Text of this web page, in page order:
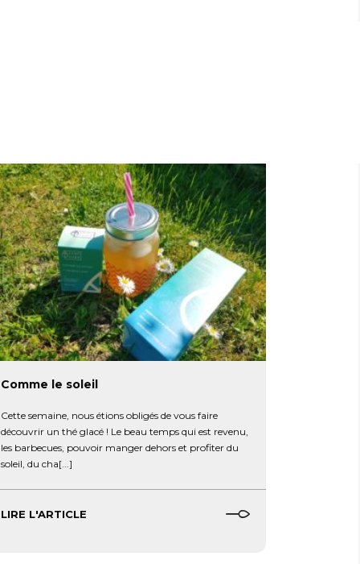
Comme le soleil
Cette semaine, nous étions obligés de vous faire
découvrir un thé glacé ! Le beau temps qui est revenu,
les barbecues, pouvoir manger dehors et profiter du
soleil, du cha[...]
LIRE L'ARTICLE